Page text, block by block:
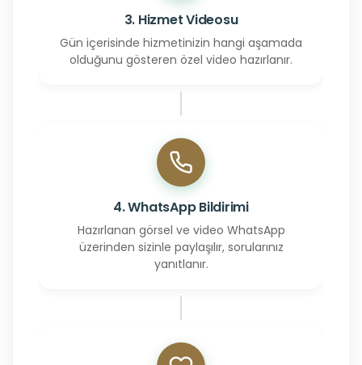
3. Hizmet Videosu
Gün içerisinde hizmetinizin hangi aşamada
olduğunu gösteren özel video hazırlanır.
4. WhatsApp Bildirimi
Hazırlanan görsel ve video WhatsApp
üzerinden sizinle paylaşılır, sorularınız
yanıtlanır.